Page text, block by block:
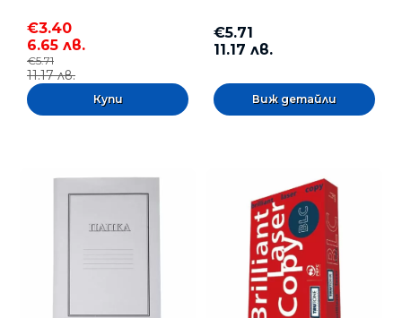
€3.40
6.65 лв.
€5.71
11.17 лв.
€5.71
11.17 лв.
Виж детайли